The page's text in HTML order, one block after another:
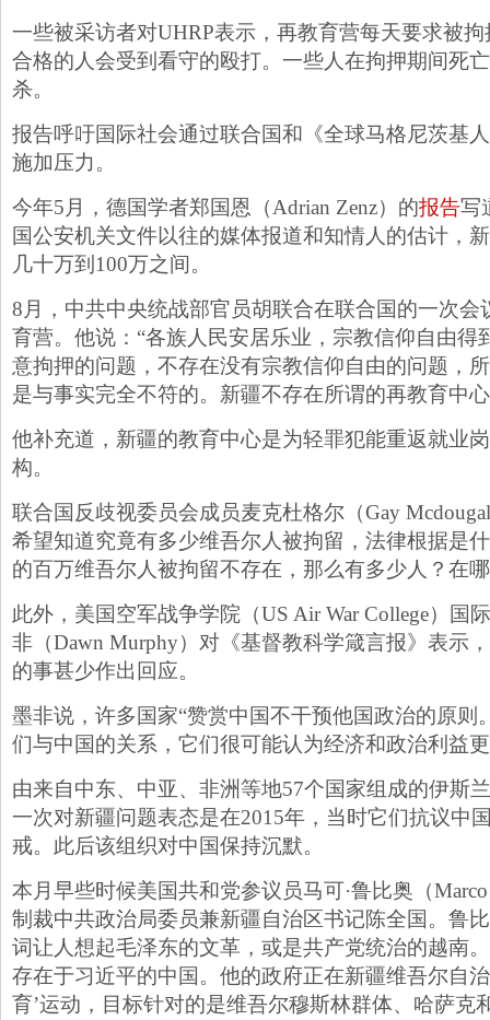
一些被采访者对UHRP表示，再教育营每天要求被
合格的人会受到看守的殴打。一些人在拘押期间死
杀。
报告呼吁国际社会通过联合国和《全球马格尼茨基
施加压力。
今年5月，德国学者郑国恩（Adrian Zenz）的报告写
国公安机关文件以往的媒体报道和知情人的估计，
几十万到100万之间。
8月，中共中央统战部官员胡联合在联合国的一次会
育营。他说：“各族人民安居乐业，宗教信仰自由得
意拘押的问题，不存在没有宗教信仰自由的问题，
是与事实完全不符的。新疆不存在所谓的再教育中
他补充道，新疆的教育中心是为轻罪犯能重返就业
构。
联合国反歧视委员会成员麦克杜格尔（Gay
希望知道究竟有多少维吾尔人被拘留，法律根据是
的百万维吾尔人被拘留不存在，那么有多少人？在
此外，美国空军战争学院（US Air War College）国
非（Dawn Murphy）对《基督教科学箴言报》表示
的事甚少作出回应。
墨非说，许多国家“赞赏中国不干预他国政治的原则
们与中国的关系，它们很可能认为经济和政治利益
由来自中东、中亚、非洲等地57个国家组成的伊斯
一次对新疆问题表态是在2015年，当时它们抗议中
戒。此后该组织对中国保持沉默。
本月早些时候美国共和党参议员马可·鲁比奥（
制裁中共政治局委员兼新疆自治区书记陈全国。鲁
词让人想起毛泽东的文革，或是共产党统治的越南
存在于习近平的中国。他的政府正在新疆维吾尔自
育’运动，目标针对的是维吾尔穆斯林群体、哈萨克